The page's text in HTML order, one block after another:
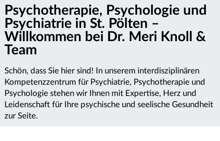
m
a
r
k
k
z
Psychologie
in
3100
St.
–
Dr.
med.
Psychotherapie, Psychologie und
Psychiatrie in St. Pölten –
Willkommen bei Dr. Meri Knoll &
Team
Schön, dass Sie hier sind! In unserem interdisziplinären
Kompetenzzentrum für Psychiatrie, Psychotherapie und
Psychologie stehen wir Ihnen mit Expertise, Herz und
Leidenschaft für Ihre psychische und seelische Gesundheit
zur Seite.